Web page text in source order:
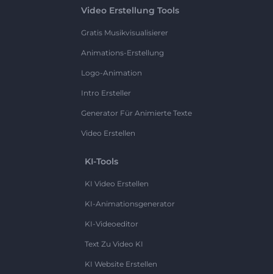
Video Erstellung Tools
Gratis Musikvisualisierer
Animations-Erstellung
Logo-Animation
Intro Ersteller
Generator Für Animierte Texte
Video Erstellen
KI-Tools
KI Video Erstellen
KI-Animationsgenerator
KI-Videoeditor
Text Zu Video KI
KI Website Erstellen